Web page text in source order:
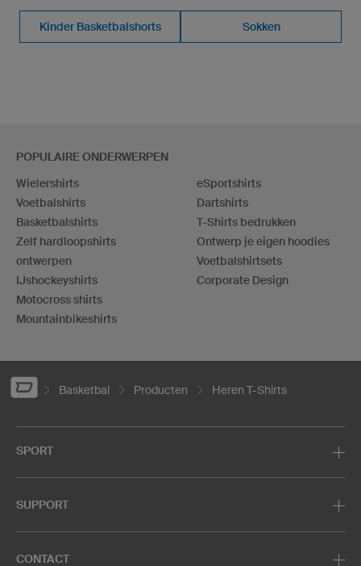
Kinder Basketbalshorts Sokken
POPULAIRE ONDERWERPEN
Wielershirts
Voetbalshirts
Basketbalshirts
Zelf hardloopshirts
ontwerpen
IJshockeyshirts
Motocross shirts
Mountainbikeshirts
eSportshirts
Dartshirts
T-Shirts bedrukken
Ontwerp je eigen hoodies
Voetbalshirtsets
Corporate Design
Basketbal Producten Heren T-Shirts
SPORT
SUPPORT
CONTACT